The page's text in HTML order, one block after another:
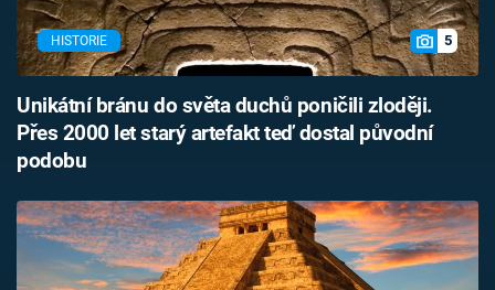
HISTORIE 5
Unikátní bránu do světa duchů poničili zloději.
Přes 2000 let starý artefakt teď dostal původní
podobu